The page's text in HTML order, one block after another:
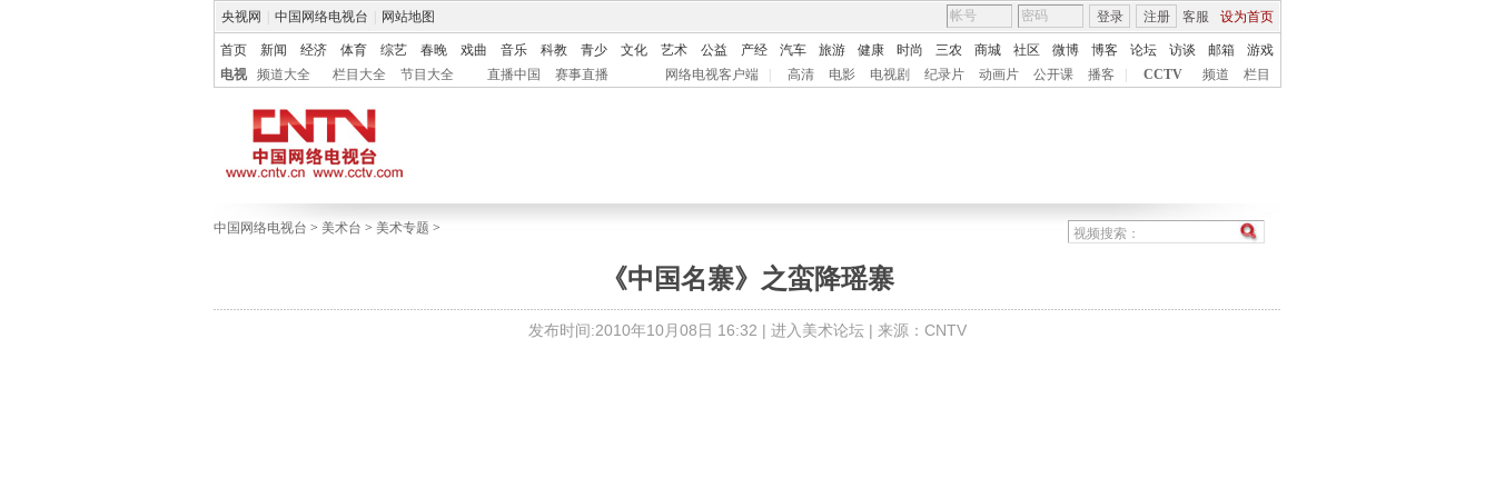
央视网 中国网络电视台 网站地图 客服 设为首页
登录 注册
首页 新闻 经济 体育 综艺 春晚 戏曲 音乐 科教 青少 文化 艺术 公益 产经 汽车 旅游 健康 时尚 三农 商城 社区 微博 博客 论坛 访谈 邮箱
游戏
电视
频道大全 栏目大全 节目大全 直播中国 赛事直播 网络电视客户端 高清 电影 电视剧 纪录片 动画片 公开课 播客 CCTV 频道 栏目
中国网络电视台 > 美术台 > 美术专题 >
《中国名寨》之蛮降瑶寨
发布时间:2010年10月08日 16:32 | 进入美术论坛 | 来源：CNTV